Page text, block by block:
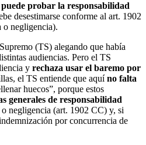
puede probar la responsabilidad
desestimarse conforme al art. 1902
o negligencia).
(TS) alegando que había
audiencias. Pero el TS
y rechaza usar el baremo por
el TS entiende que aquíno falta
huecos”, porque estos
generales de responsabilidad
negligencia (art. 1902 CC) y, si
por concurrencia de